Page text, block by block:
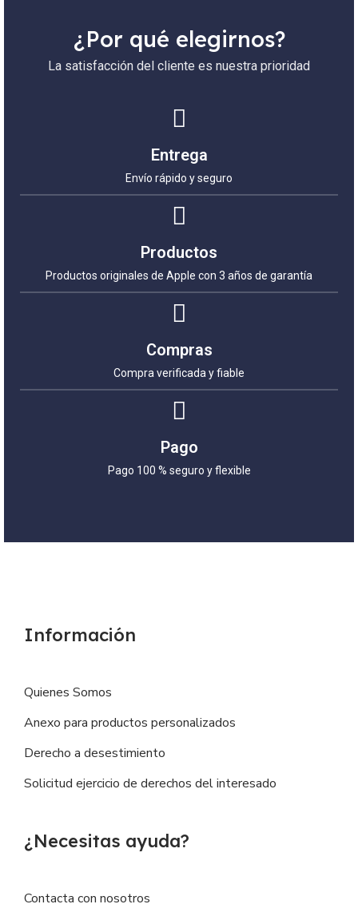
¿Por qué elegirnos?
La satisfacción del cliente es nuestra prioridad
Entrega
Envío rápido y seguro
Productos
Productos originales de Apple con 3 años de garantía
Compras
Compra verificada y fiable
Pago
Pago 100 % seguro y flexible
Información
Quienes Somos
Anexo para productos personalizados
Derecho a desestimiento
Solicitud ejercicio de derechos del interesado
¿Necesitas ayuda?
Contacta con nosotros